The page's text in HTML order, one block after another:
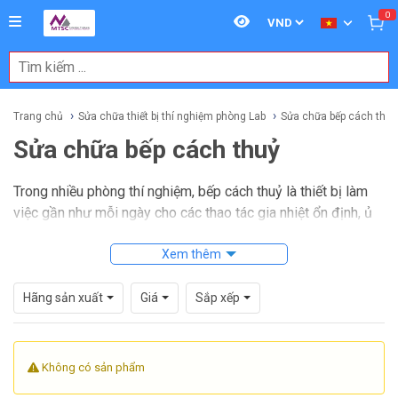
0
Trang chủ Sửa chữa thiết bị thí nghiệm phòng Lab Sửa chữa bếp cách thuỷ
Sửa chữa bếp cách thuỷ
Trong nhiều phòng thí nghiệm, bếp cách thuỷ là thiết bị làm
việc gần như mỗi ngày cho các thao tác gia nhiệt ổn định, ủ
lỗi như không lên nhiệt, dao động nhiệt lớn, rung lắc bất
trình thử nghiệm có thể bị gián đoạn và ảnh hưởng trực tiếp
đến độ tin cậy của kết quả.
việc khắc phục hỏng hóc trước mắt, mà còn cần đánh giá
Xem thêm
Hãng sản xuất Giá Sắp xếp
Không có sản phẩm